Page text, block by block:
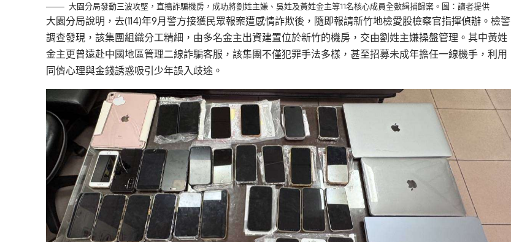
大園分局發動三波攻堅，直搗詐騙機房，成功將劉姓主嫌、吳姓及黃姓金主等11名核心成員全數緝捕歸案。圖：讀者提供
大園分局說明，去(114)年9月警方接獲民眾報案遭感情詐欺後，隨即報請新竹地檢愛股檢察官指揮偵辦。檢警
調查發現，該集團組織分工精細，由多名金主出資建置位於新竹的機房，交由劉姓主嫌操盤管理。其中黃姓
金主更曾遠赴中國地區管理二線詐騙客服，該集團不僅犯罪手法多樣，甚至招募未成年擔任一線機手，利用
同儕心理與金錢誘惑吸引少年誤入歧途。